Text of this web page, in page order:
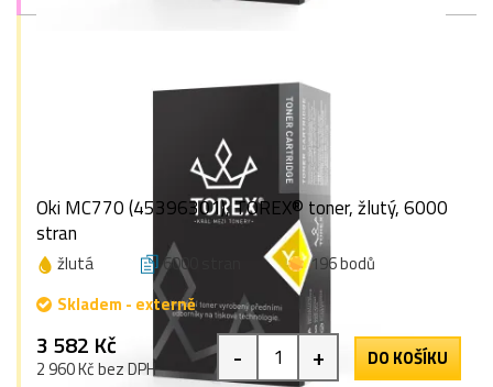
Oki MC770 (45396301), TOREX® toner, žlutý, 6000
stran
žlutá 6000 stran
196 bodů
Skladem - externě
3 582 Kč
2 960 Kč bez DPH - + DO KOŠÍKU